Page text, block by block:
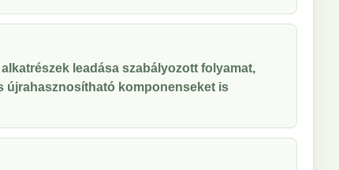
leadása szabályozott folyamat,
újrahasznosítható komponenseket is